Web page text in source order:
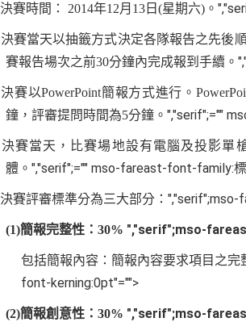
決賽時間： 2014年12月 13 日(星期六) 。
決賽當天以抽籤方式決定各隊報告之先後
賽報告場次之前30分鐘內完成報到手續。
決賽以PowerPoint簡報方式進行。
鐘，評審提問時間為5分鐘。","serif";=""
決賽當天，比賽場地設有電腦及投影單
體。","serif";="" mso-fareast-font-family:
決賽評審標準分為三大部分：
(1)簡報完整性：30% ","serif";mso-
包括簡報內容：簡報內容要求項目之完
font-kerning:0pt"="">
(2)簡報創意性：30% ","serif";mso-